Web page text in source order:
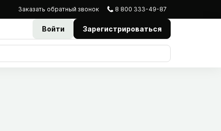
Заказать обратный звонок 8 800 333-49-87
Войти Зарегистрироваться